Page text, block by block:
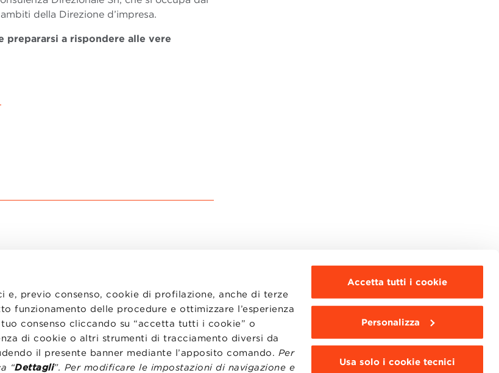
e, previo consenso, cookie di profilazione, anche di terze
funzionamento delle procedure e ottimizzare l’esperienza
consenso cliccando su “accetta tutti i cookie” o
di cookie o altri strumenti di tracciamento diversi da
il presente banner mediante l’apposito comando. Per
“Dettagli”. Per modificare le impostazioni di navigazione e
Accetta tutti i cookie
Personalizza
Usa solo i cookie tecnici
della Direzione d’impresa.
prepararsi a rispondere alle vere
LAVORA CON NOI
STATUTO
WHISTLEBLOWING
WEBMAIL
BBS COMMUNITY PORTAL
PRESS